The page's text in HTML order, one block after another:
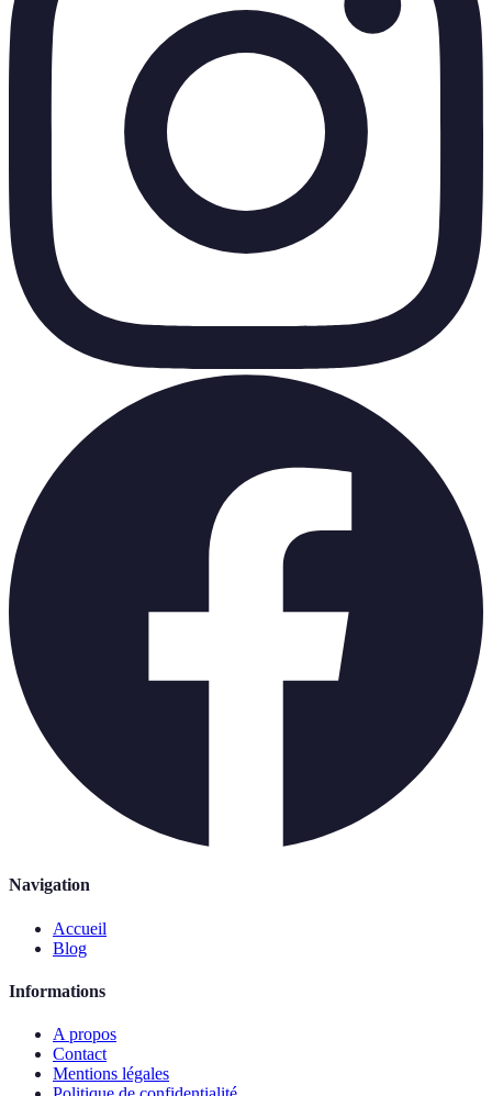
Navigation
Accueil
Blog
Informations
A propos
Contact
Mentions légales